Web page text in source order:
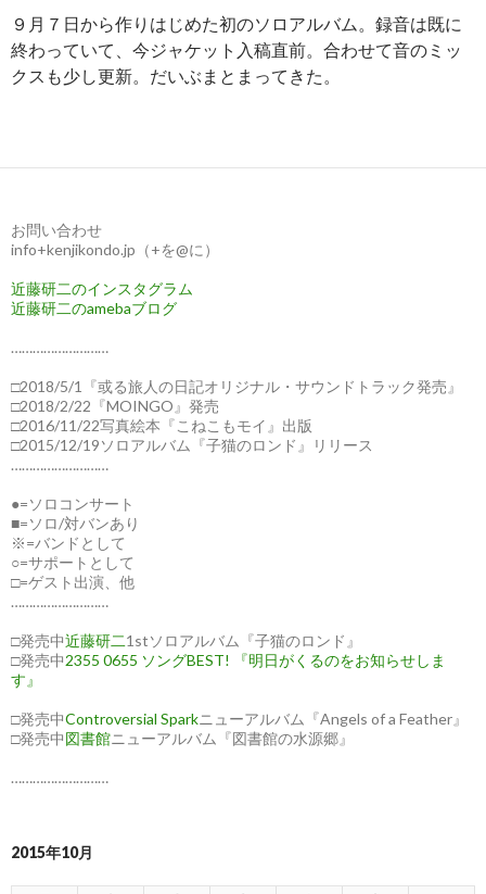
９月７日から作りはじめた初のソロアルバム。録音は既に
終わっていて、今ジャケット入稿直前。合わせて音のミッ
クスも少し更新。だいぶまとまってきた。
お問い合わせ
info+kenjikondo.jp（+を@に）
近藤研二のインスタグラム
近藤研二のamebaブログ
………………………
□2018/5/1『或る旅人の日記オリジナル・サウンドトラック発売』
□2018/2/22『MOINGO』発売
□2016/11/22写真絵本『こねこもモイ』出版
□2015/12/19ソロアルバム『子猫のロンド』リリース
………………………
●=ソロコンサート
■=ソロ/対バンあり
※=バンドとして
○=サポートとして
□=ゲスト出演、他
………………………
□発売中近藤研二1stソロアルバム『子猫のロンド』
□発売中2355 0655 ソングBEST! 『明日がくるのをお知らせしま
す』
□発売中Controversial Sparkニューアルバム『Angels of a Feather』
□発売中図書館ニューアルバム『図書館の水源郷』
………………………
2015年10月